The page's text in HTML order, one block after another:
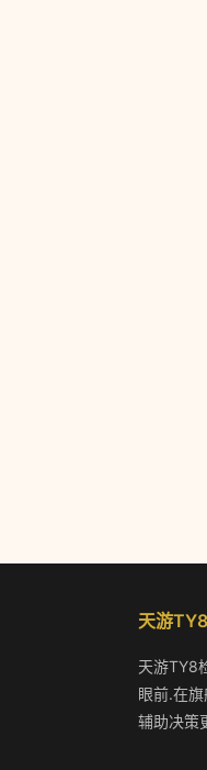
天游
天游TY8
眼前.在
辅助决策